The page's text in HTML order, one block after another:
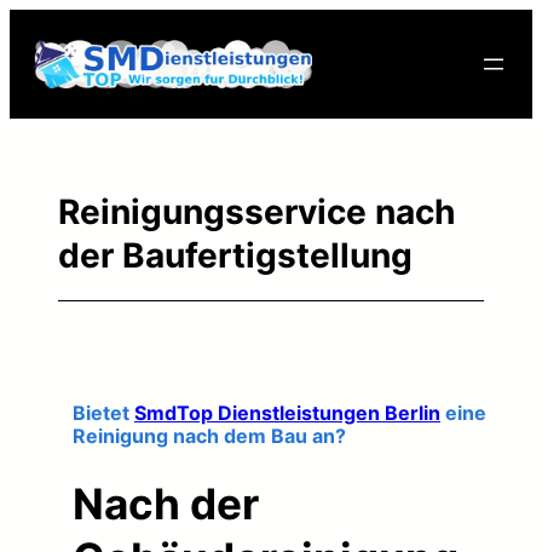
Reinigungsservice nach
der Baufertigstellung
Bietet SmdTop Dienstleistungen Berlin eine
Reinigung nach dem Bau an?
Nach der